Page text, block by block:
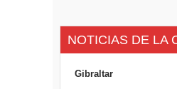
NOTICIAS DE LA
Gibraltar